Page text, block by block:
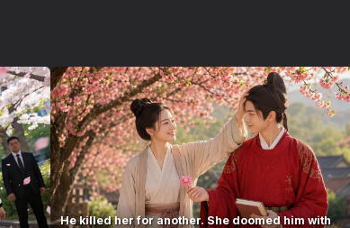
He killed her for another. She doomed him with